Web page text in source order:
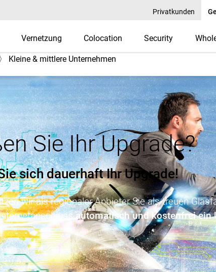
Privatkunden
Vernetzung Colocation Security
〉 Kleine & mittlere Unternehmen
Sie Ihr Upgrade?
sich dauerhaft Ihr Upgrade!
wir als regionaler Anbieter Sie als treuen
automatisch und kostenfrei ein